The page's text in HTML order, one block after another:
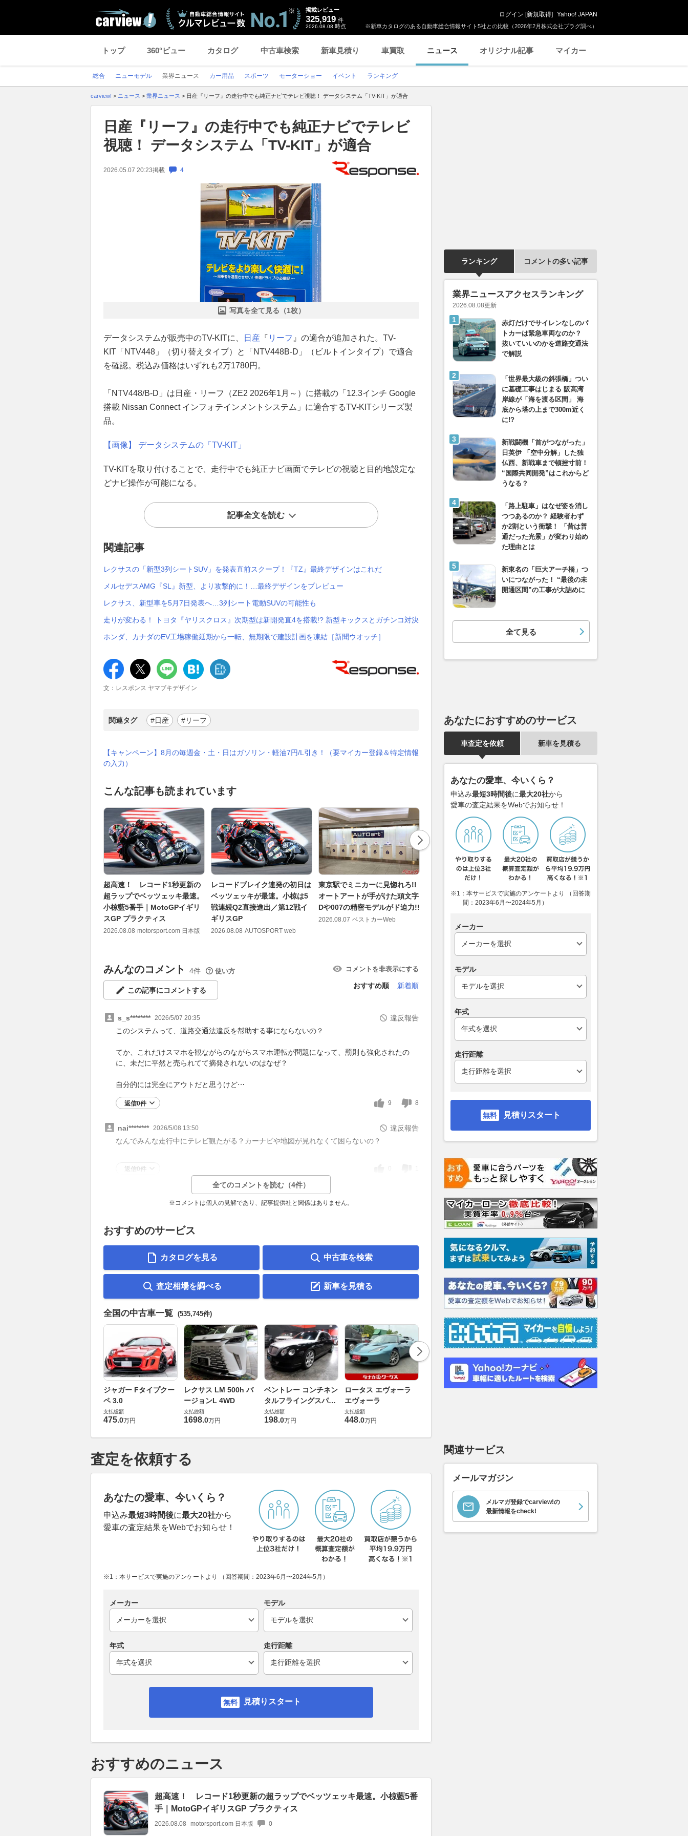
※新車カタログのある自動車総合情報サイト5社との比較（2026年2月株式会社プラグ調べ）
掲載レビュー
325,919 件
2026.08.08 時点
ログイン [新規取得] Yahoo! JAPAN
トップ 360°ビュー カタログ 中古車検索 新車見積り 車買取 ニュース オリジナル記事 マイカー
総合 ニューモデル 業界ニュース カー用品 スポーツ モーターショー イベント ランキング
carview! > ニュース > 業界ニュース > 日産『リーフ』の走行中でも純正ナビでテレビ視聴！ データシステム「TV-KIT」が適合
日産『リーフ』の走行中でも純正ナビでテレビ
視聴！ データシステム「TV-KIT」が適合
2026.05.07 20:23掲載 4
写真を全て見る（1枚）
データシステムが販売中のTV-KITに、 日産 『 リーフ 』の適合が追加された。TV-
KIT「NTV448」（切り替えタイプ）と「NTV448B-D」（ビルトインタイプ）で適合
を確認。税込み価格はいずれも2万1780円。
「NTV448/B-D」は日産・リーフ（ZE2 2026年1月～）に搭載の「12.3インチ Google
搭載 Nissan Connect インフォテインメントシステム」に適合するTV-KITシリーズ製
品。
【画像】 データシステムの「TV-KIT」
TV-KITを取り付けることで、走行中でも純正ナビ画面でテレビの視聴と目的地設定な
どナビ操作が可能になる。
記事全文を読む
関連記事
レクサスの「新型3列シートSUV」を発表直前スクープ！『TZ』最終デザインはこれだ
メルセデスAMG『SL』新型、より攻撃的に！…最終デザインをプレビュー
レクサス、新型車を5月7日発表へ…3列シート電動SUVの可能性も
走りが変わる！ トヨタ『ヤリスクロス』次期型は新開発直4を搭載!? 新型キックスとガチンコ対決
ホンダ、カナダのEV工場稼働延期から一転、無期限で建設計画を凍結［新聞ウオッチ］
文：レスポンス ヤマブキデザイン
関連タグ #日産 #リーフ
【キャンペーン】8月の毎週金・土・日はガソリン・軽油7円/L引き！（要マイカー登録＆特定情報
の入力）
こんな記事も読まれています
超高速！ レコード1秒更新の
超ラップでベッツェッキ最速。
小椋藍5番手｜MotoGPイギリ
スGP プラクティス
2026.08.08 motorsport.com 日本版
レコードブレイク連発の初日は
ベッツェッキが最速。小椋は5
戦連続Q2直接進出／第12戦イ
ギリスGP
2026.08.08 AUTOSPORT web
東京駅でミニカーに見惚れろ!!
オートアートが手がけた頭文字
Dや007の精密モデルがド迫力!!
2026.08.07 ベストカーWeb
約延長。イギリスGP開催を少
なくとも2028年まで継続へ
リティを両立！ ワークの「シ
ーカーFD」なら令和のクルマ
2026.08.07 ベストカーWeb
みんなのコメント 4件 使い方 コメントを非表示にする
この記事にコメントする
おすすめ順 新着順
s_s******** 2026/5/07 20:35
違反報告
このシステムって、道路交通法違反を幇助する事にならないの？
てか、これだけスマホを観ながらのながらスマホ運転が問題になって、罰則も強化されたの
に、未だに平然と売られてて摘発されないのはなぜ？
自分的には完全にアウトだと思うけど⋯
返信0件 9 8
nai******** 2026/5/08 13:50
違反報告
なんでみんな走行中にテレビ観たがる？カーナビや地図が見れなくて困らないの？
返信0件
全てのコメントを読む（4件）
※コメントは個人の見解であり、記事提供社と関係はありません。
おすすめのサービス
カタログを見る 中古車を検索
査定相場を調べる 新車を見積る
全国の中古車一覧 (535,745件)
ジャガー Fタイプクー
ペ 3.0
支払総額
475.0万円
レクサス LM 500h バ
ージョンL 4WD
支払総額
1698.0万円
ベントレー コンチネン
タルフライングスパー
6.0 4WD
支払総額
198.0万円
ロータス エヴォーラ
エヴォーラ
支払総額
448.0万円
アストンマーティン
査定を依頼する
あなたの愛車、今いくら？
申込み最短3時間後に最大20社から
愛車の査定結果をWebでお知らせ！
※1：本サービスで実施のアンケートより （回答期間：2023年6月〜2024年5月）
メーカー モデル
年式 走行距離
見積りスタート
おすすめのニュース
超高速！ レコード1秒更新の超ラップでベッツェッキ最速。小椋藍5番
手｜MotoGPイギリスGP プラクティス
2026.08.08 motorsport.com 日本版 0
ランキング コメントの多い記事
業界ニュースアクセスランキング
2026.08.08更新
赤灯だけでサイレンなしのパ
トカーは緊急車両なのか？
抜いていいのかを道路交通法
で解説
「世界最大級の斜張橋」つい
に基礎工事はじまる 阪高湾
岸線が「海を渡る区間」 海
底から塔の上まで300m近く
に!?
新戦闘機「首がつながった」
日英伊 「空中分解」した独
仏西、新戦車まで頓挫寸前！
“国際共同開発”はこれからど
うなる？
「路上駐車」はなぜ姿を消し
つつあるのか？ 経験者わず
か2割という衝撃！ 「昔は普
通だった光景」が変わり始め
た理由とは
新東名の「巨大アーチ橋」つ
いにつながった！ “最後の未
開通区間”の工事が大詰めに
全て見る
あなたにおすすめのサービス
車査定を依頼 新車を見積る
あなたの愛車、今いくら？
申込み最短3時間後に最大20社から
愛車の査定結果をWebでお知らせ！
※1：本サービスで実施のアンケートより （回答期
間：2023年6月〜2024年5月）
メーカー
モデル
年式
走行距離
見積りスタート
関連サービス
メールマガジン
メルマガ登録でcarview!の
最新情報をcheck!